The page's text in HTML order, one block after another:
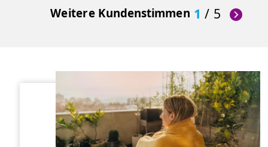
Weitere Kundenstimmen 1 / 5